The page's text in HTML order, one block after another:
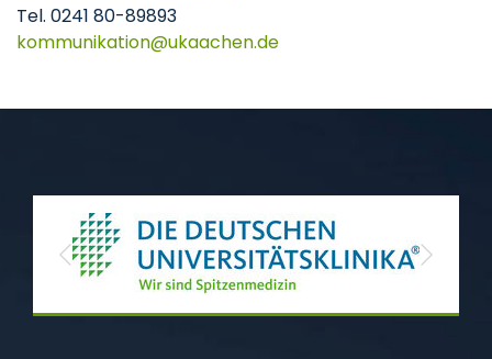
Tel. 0241 80-89893
kommunikation
ukaachende
Previous Next